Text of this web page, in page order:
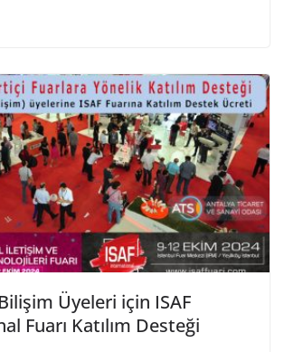
Üyeleri için ISAF
Fuarı Katılım Desteği